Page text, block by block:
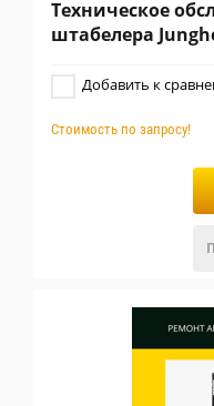
Техническое
штабелера
Добавить к
Стоимость по запросу!